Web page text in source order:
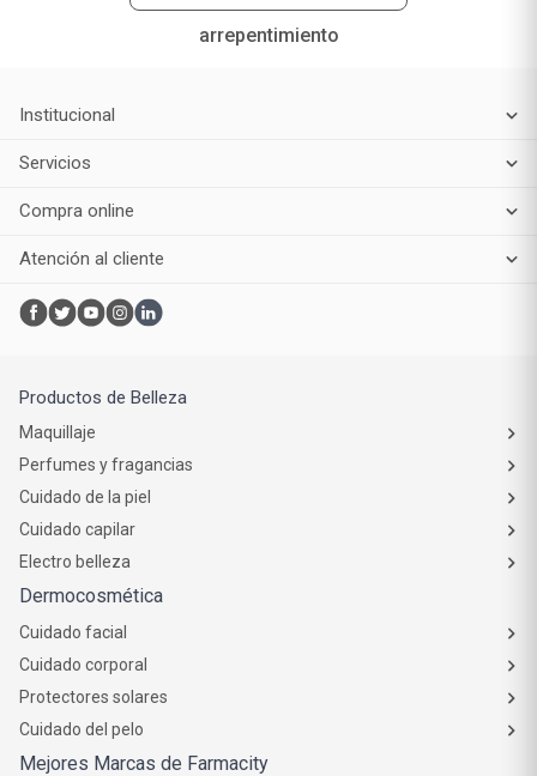
arrepentimiento
Institucional
Servicios
Compra online
Atención al cliente
Productos de Belleza
Maquillaje
Perfumes y fragancias
Cuidado de la piel
Cuidado capilar
Electro belleza
Dermocosmética
Cuidado facial
Cuidado corporal
Protectores solares
Cuidado del pelo
Mejores Marcas de Farmacity